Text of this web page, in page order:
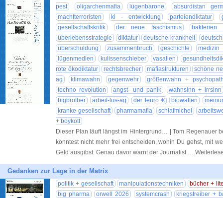
pest
oligarchenmafia lügenbarone
absurdistan
machtterroristen
ki - entwicklung parteiendiktatur
gesellschaftskritik
der neue faschismus
überlebensstrategie
diktatur deutsche krankheit
überschuldung
zusammenbruch geschichte
medizin
lügenmedien
kulissenschieber vasallen
rote ökodiktatur
rechtsbrecher mafiastrukturen
schöne
ag
klimawahn gegenwehr
größenwahn +
techno revolution
angst- und panik
wahnsinn + irrsinn
bigbrother
arbeit-los-ag der teuro € biowaffen
kranke gesellschaft
pharmamafia schlafmichel
+ boykott
Dieser Plan läuft längst im Hintergrund… | Tom Regenauer
könntest nicht mehr frei entscheiden, wohin Du gehst, mit
Geld ausgibst. Genau davor warnt der Journalist …
Gedanken zur Lage in der Matrix
politik + gesellschaft manipulationstechniken
bücher +
big pharma
orwell 2026 systemcrash
kriegstreiber +